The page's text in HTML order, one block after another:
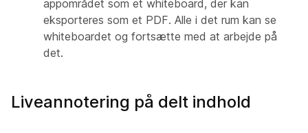
appområdet som et whiteboard, der kan
eksporteres som et PDF. Alle i det rum kan se
whiteboardet og fortsætte med at arbejde på
det.
Liveannotering på delt indhold